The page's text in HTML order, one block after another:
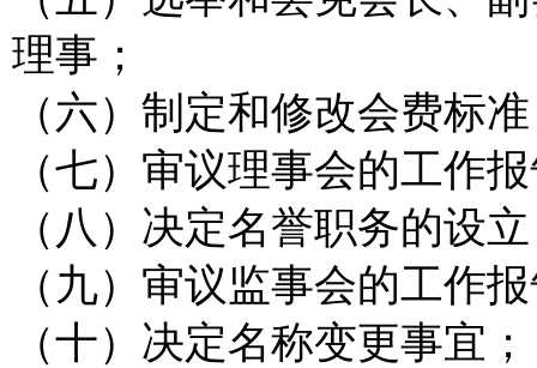
理事；
（六）制定和修改会费标
（七）审议理事会的工作
（八）决定名誉职务的设
（九）审议监事会的工作
（十）决定名称变更事宜；